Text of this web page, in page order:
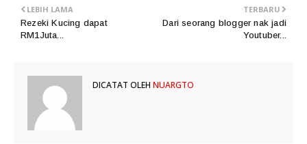
TERBARU
Dari seorang blogger nak jadi
Youtuber...
LEBIH LAMA
Rezeki Kucing dapat
RM1Juta...
DICATAT OLEH NUARGTO